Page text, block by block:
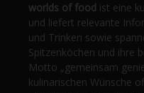
worlds of food ist eine
und liefert relevante
und Trinken sowie
Spitzenköchen und ihre
Motto „gemeinsam
kulinarischen Wünsche